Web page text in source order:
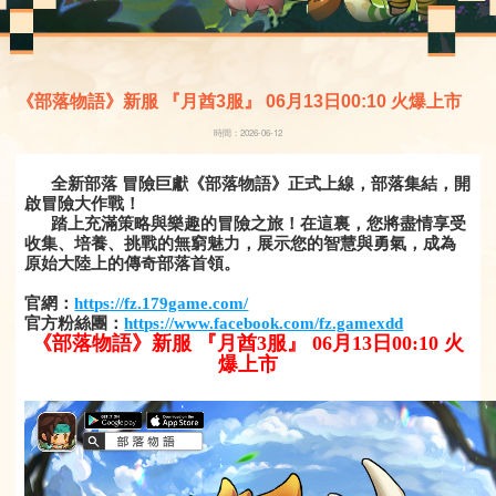
《部落物語》新服 『月酋3服』 06月13日00:10 火爆上市
時間：2026-06-12
全新部落 冒險巨獻《部落物語》正式上線，部落集結，開
啟冒險大作戰！
踏上充滿策略與樂趣的冒險之旅！在這裏，您將盡情享受
收集、培養、挑戰的無窮魅力，展示您的智慧與勇氣，成為
原始大陸上的傳奇部落首領。
官網：https://fz.179game.com/
官方粉絲團：https://www.facebook.com/fz.gamexdd
《部落物語》新服 『月酋3服』 06月13日00:10 火
爆上市